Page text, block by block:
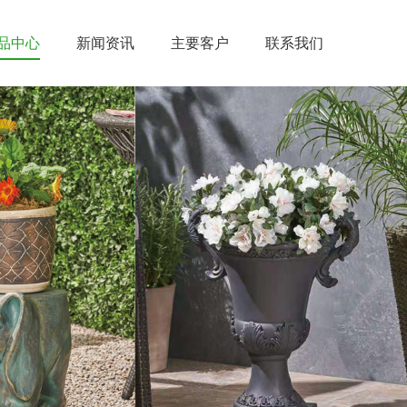
中心 新闻资讯 主要客户 联系我们